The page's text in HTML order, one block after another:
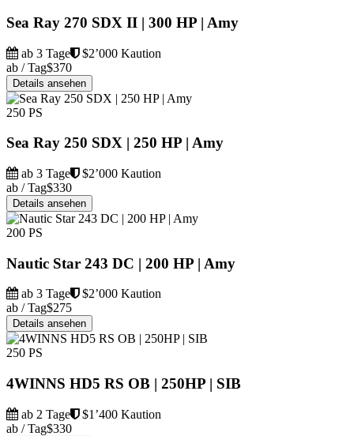
Sea Ray 270 SDX II | 300 HP | Amy
ab 3 Tage
$2’000 Kaution
ab / Tag$370
Details ansehen
250 PS
Sea Ray 250 SDX | 250 HP | Amy
ab 3 Tage
$2’000 Kaution
ab / Tag$330
Details ansehen
200 PS
Nautic Star 243 DC | 200 HP | Amy
ab 3 Tage
$2’000 Kaution
ab / Tag$275
Details ansehen
250 PS
4WINNS HD5 RS OB | 250HP | SIB
ab 2 Tage
$1’400 Kaution
ab / Tag$330